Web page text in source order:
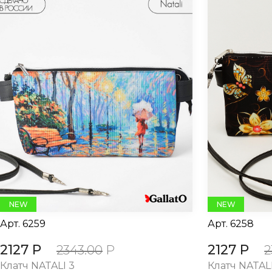
NEW
Арт. 6259
2127 Р 2343.00 Р
Клатч NATALI 3
NEW
Арт. 6258
2127 Р
Клатч